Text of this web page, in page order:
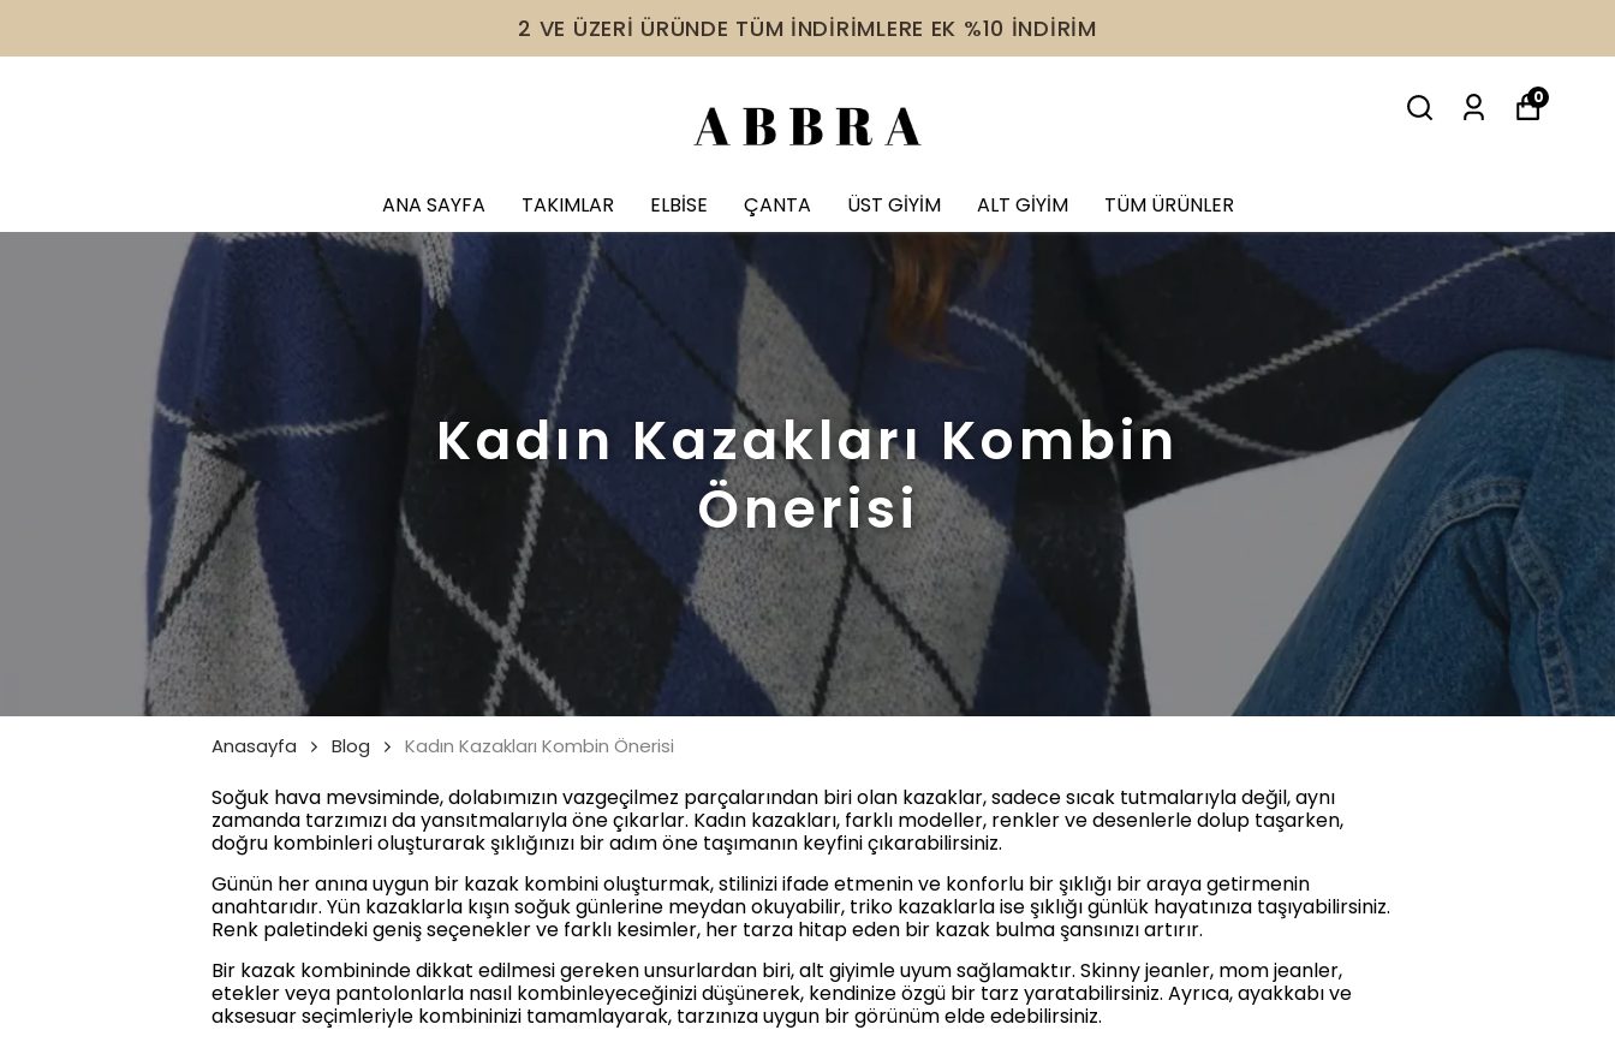
2 VE ÜZERİ ÜRÜNDE TÜM İNDİRİMLERE EK %10 İNDİRİM
ANA SAYFA TAKIMLAR ELBİSE ÇANTA ÜST GİYİM ALT GİYİM TÜM ÜRÜNLER
0
Kadın Kazakları Kombin
Önerisi
Anasayfa Blog Kadın Kazakları Kombin Önerisi
Soğuk hava mevsiminde, dolabımızın vazgeçilmez parçalarından biri olan kazaklar, sadece sıcak tutmalarıyla değil, aynı
zamanda tarzımızı da yansıtmalarıyla öne çıkarlar. Kadın kazakları, farklı modeller, renkler ve desenlerle dolup taşarken,
doğru kombinleri oluşturarak şıklığınızı bir adım öne taşımanın keyfini çıkarabilirsiniz.
Günün her anına uygun bir kazak kombini oluşturmak, stilinizi ifade etmenin ve konforlu bir şıklığı bir araya getirmenin
anahtarıdır. Yün kazaklarla kışın soğuk günlerine meydan okuyabilir, triko kazaklarla ise şıklığı günlük hayatınıza taşıyabilirsiniz.
Renk paletindeki geniş seçenekler ve farklı kesimler, her tarza hitap eden bir kazak bulma şansınızı artırır.
Bir kazak kombininde dikkat edilmesi gereken unsurlardan biri, alt giyimle uyum sağlamaktır. Skinny jeanler, mom jeanler,
etekler veya pantolonlarla nasıl kombinleyeceğinizi düşünerek, kendinize özgü bir tarz yaratabilirsiniz. Ayrıca, ayakkabı ve
aksesuar seçimleriyle kombininizi tamamlayarak, tarzınıza uygun bir görünüm elde edebilirsiniz.